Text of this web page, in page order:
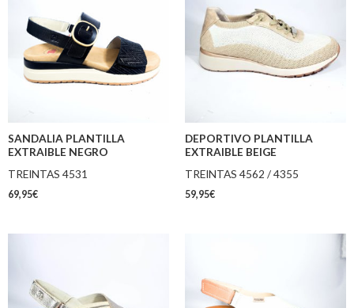
SANDALIA PLANTILLA
EXTRAIBLE NEGRO
TREINTAS 4531
69,95€
DEPORTIVO PLANTILLA
EXTRAIBLE BEIGE
TREINTAS 4562 / 4355
59,95€